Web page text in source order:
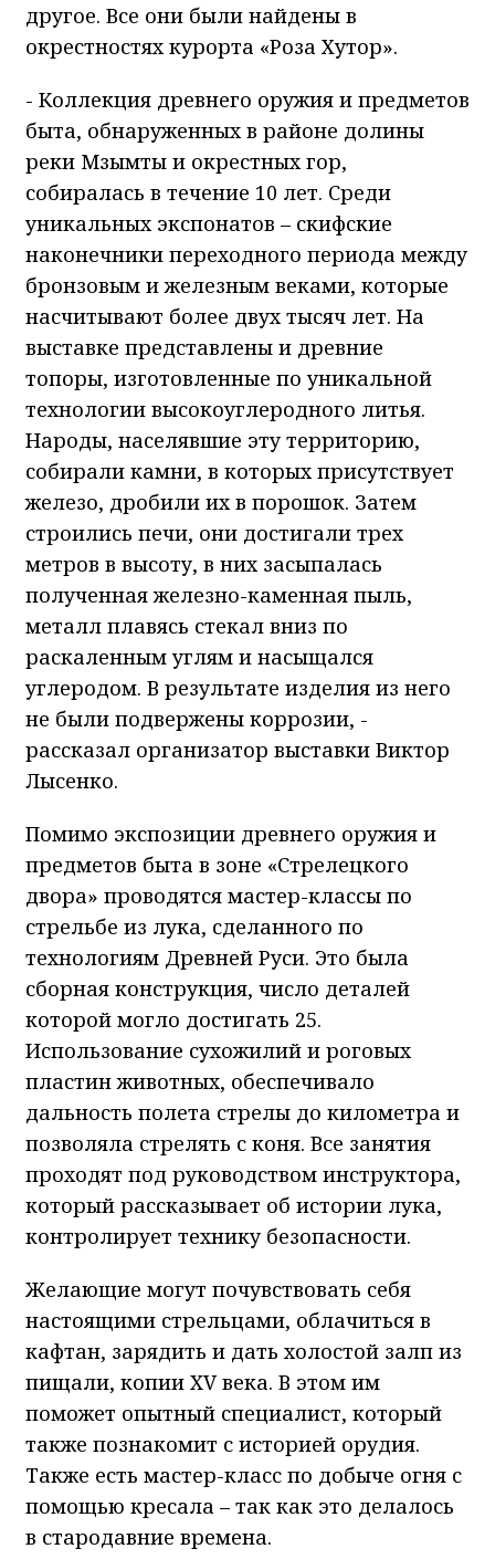
другое. Все они были найдены в
окрестностях курорта «Роза Хутор».
- Коллекция древнего оружия и предметов
быта, обнаруженных в районе долины
реки Мзымты и окрестных гор,
собиралась в течение 10 лет. Среди
уникальных экспонатов – скифские
наконечники переходного периода между
бронзовым и железным веками, которые
насчитывают более двух тысяч лет. На
выставке представлены и древние
топоры, изготовленные по уникальной
технологии высокоуглеродного литья.
Народы, населявшие эту территорию,
собирали камни, в которых присутствует
железо, дробили их в порошок. Затем
строились печи, они достигали трех
метров в высоту, в них засыпалась
полученная железно-каменная пыль,
металл плавясь стекал вниз по
раскаленным углям и насыщался
углеродом. В результате изделия из него
не были подвержены коррозии, -
рассказал организатор выставки Виктор
Лысенко.
Помимо экспозиции древнего оружия и
предметов быта в зоне «Стрелецкого
двора» проводятся мастер-классы по
стрельбе из лука, сделанного по
технологиям Древней Руси. Это была
сборная конструкция, число деталей
которой могло достигать 25.
Использование сухожилий и роговых
пластин животных, обеспечивало
дальность полета стрелы до километра и
позволяла стрелять с коня. Все занятия
проходят под руководством инструктора,
который рассказывает об истории лука,
контролирует технику безопасности.
Желающие могут почувствовать себя
настоящими стрельцами, облачиться в
кафтан, зарядить и дать холостой залп из
пищали, копии XVвека. В этом им
поможет опытный специалист, который
также познакомит с историей орудия.
Также есть мастер-класс по добыче огня с
помощью кресала – так как это делалось
в стародавние времена.